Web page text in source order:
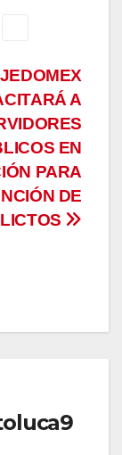
A
EN
PARA
DE